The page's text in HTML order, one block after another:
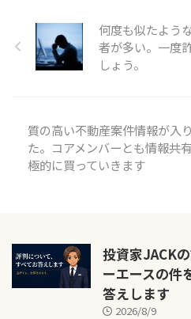
何度も似たよう
者が多い。一度
しょう。
質の高い不動産案件情報が入
た。コアメンバーとも情報共
極的に買っていきます
投資家JACK
ーエースの件
答えします
2026/8/9